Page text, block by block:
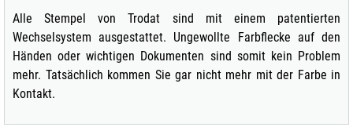
Alle Stempel von Trodat sind mit einem patentierten
Wechselsystem ausgestattet. Ungewollte Farbflecke auf den
Händen oder wichtigen Dokumenten sind somit kein Problem
mehr. Tatsächlich kommen Sie gar nicht mehr mit der Farbe in
Kontakt.